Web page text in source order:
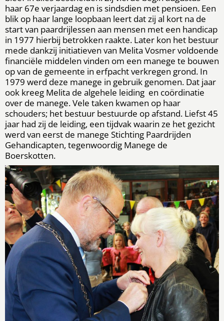
haar 67e verjaardag en is sindsdien met pensioen. Een
blik op haar lange loopbaan leert dat zij al kort na de
start van paardrijlessen aan mensen met een handicap
in 1977 hierbij betrokken raakte. Later kon het bestuur
mede dankzij initiatieven van Melita Vosmer voldoende
financiële middelen vinden om een manege te bouwen
op van de gemeente in erfpacht verkregen grond. In
1979 werd deze manege in gebruik genomen. Dat jaar
ook kreeg Melita de algehele leiding en coördinatie
over de manege. Vele taken kwamen op haar
schouders; het bestuur bestuurde op afstand. Liefst 45
jaar had zij de leiding, een tijdvak waarin ze het gezicht
werd van eerst de manege Stichting Paardrijden
Gehandicapten, tegenwoordig Manege de
Boerskotten.